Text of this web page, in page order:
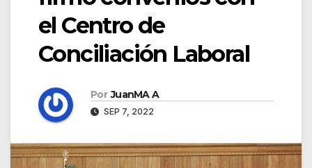
el Centro de
Conciliación Laboral
Por JuanMA A
SEP 7, 2022